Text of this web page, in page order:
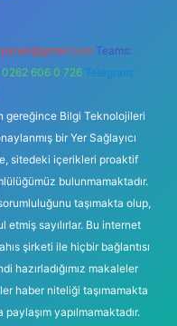
Teams:
606 0 726 Telegram:
gereğince Bilgi Teknolojileri
bir Yer Sağlayıcı
sitedeki içerikleri proaktif
bulunmamaktadır.
taşımakta olup,
sayılırlar. Bu internet
şirketi ile hiçbir bağlantısı
hazırladığımız makaleler
haber niteliği taşımamakta
yapılmamaktadır.